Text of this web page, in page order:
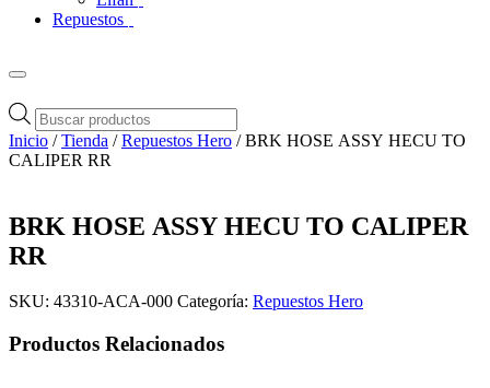
Repuestos
Búsqueda
de
productos
Inicio /Tienda /Repuestos Hero / BRK HOSE ASSY HECU TO
CALIPER RR
BRK HOSE ASSY HECU TO CALIPER
RR
SKU: 43310-ACA-000 Categoría: Repuestos Hero
Productos Relacionados